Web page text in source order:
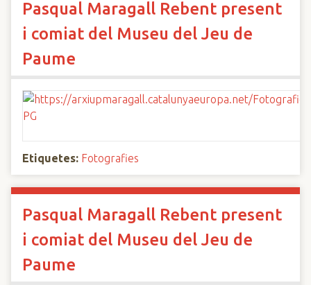
Pasqual Maragall Rebent present
i comiat del Museu del Jeu de
Paume
Etiquetes: Fotografies
Pasqual Maragall Rebent present
i comiat del Museu del Jeu de
Paume